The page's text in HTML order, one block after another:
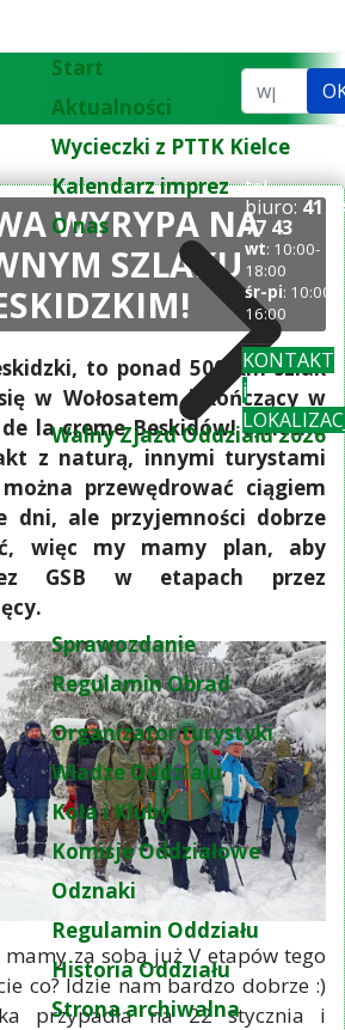
Start
Aktualności
Wycieczki z PTTK Kielce
Kalendarz imprez
O nas
Walny Zjazd Oddziału 2026
Sprawozdanie
Regulamin Obrad
Organizator turystyki
Władze Oddziału
Koła i Kluby
Komisje Oddziałowe
Odznaki
Regulamin Oddziału
Historia Oddziału
Strona archiwalna
Szukaj...
tel.
biuro: 41
77 43
wt: 10:00-
18:00
śr-pi: 10:00-
16:00
KONTAKT
i
WYRYPA NA
SZLAKU
to ponad 500 km szlak
w Wołosatem i kończący w
la creme Beskidów! Świetna
z naturą, innymi turystami
przewędrować ciągiem
dni, ale przyjemności dobrze
więc my mamy plan, aby
GSB w etapach przez
mamy za sobą już V etapów tego
co? Idzie nam bardzo dobrze :)
przypadła na 22 stycznia i